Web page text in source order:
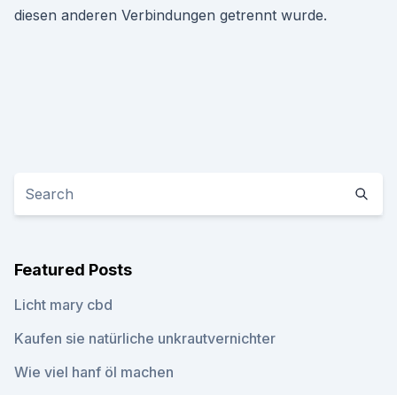
diesen anderen Verbindungen getrennt wurde.
Featured Posts
Licht mary cbd
Kaufen sie natürliche unkrautvernichter
Wie viel hanf öl machen